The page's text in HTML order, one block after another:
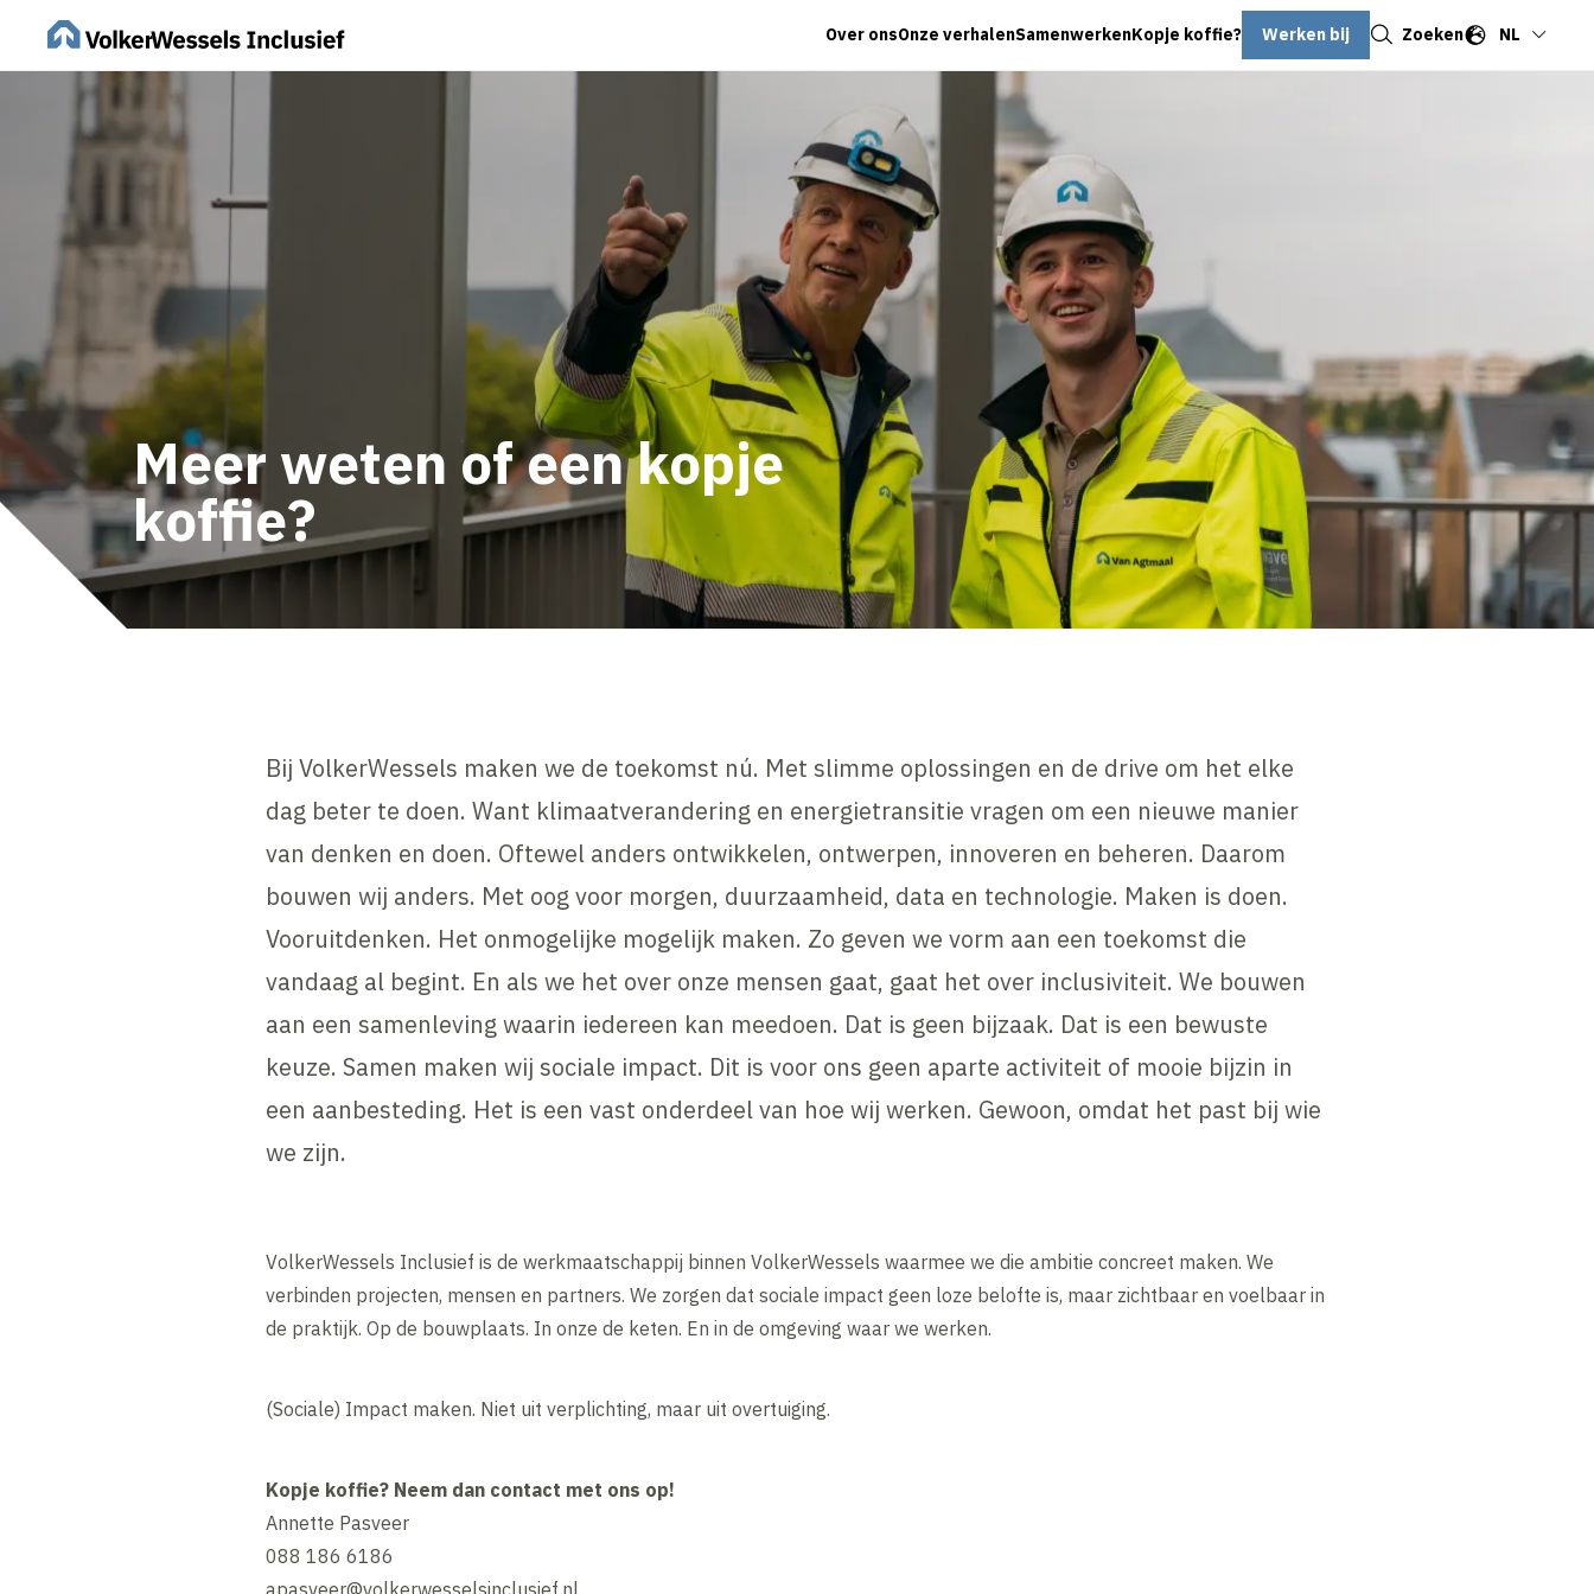
Over onsOnze verhalenSamenwerkenKopje koffie? Werken bij NL
Zoeken
Meer weten of een kopje
koffie?
Bij VolkerWessels maken we de toekomst nú. Met slimme oplossingen en de drive om het elke
dag beter te doen. Want klimaatverandering en energietransitie vragen om een nieuwe manier
van denken en doen. Oftewel anders ontwikkelen, ontwerpen, innoveren en beheren. Daarom
bouwen wij anders. Met oog voor morgen, duurzaamheid, data en technologie. Maken is doen.
Vooruitdenken. Het onmogelijke mogelijk maken. Zo geven we vorm aan een toekomst die
vandaag al begint. En als we het over onze mensen gaat, gaat het over inclusiviteit. We bouwen
aan een samenleving waarin iedereen kan meedoen. Dat is geen bijzaak. Dat is een bewuste
keuze. Samen maken wij sociale impact. Dit is voor ons geen aparte activiteit of mooie bijzin in
een aanbesteding. Het is een vast onderdeel van hoe wij werken. Gewoon, omdat het past bij wie
we zijn.
VolkerWessels Inclusief is de werkmaatschappij binnen VolkerWessels waarmee we die ambitie concreet maken. We
verbinden projecten, mensen en partners. We zorgen dat sociale impact geen loze belofte is, maar zichtbaar en voelbaar in
de praktijk. Op de bouwplaats. In onze de keten. En in de omgeving waar we werken.
(Sociale) Impact maken. Niet uit verplichting, maar uit overtuiging.
Kopje koffie? Neem dan contact met ons op!
Annette Pasveer
088 186 6186
Sluiten